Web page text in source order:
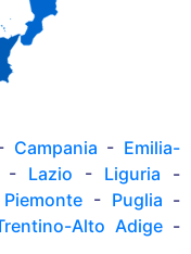
Campania - Emilia-
- Lazio - Liguria -
Piemonte - Puglia -
Alto Adige -